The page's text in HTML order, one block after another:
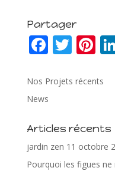
Partager
F
e
b
o
o
k
T
itt
Pi
er
st
Nos Projets récents
News
Articles récents
jardin zen 11 octobre
Pourquoi les figues